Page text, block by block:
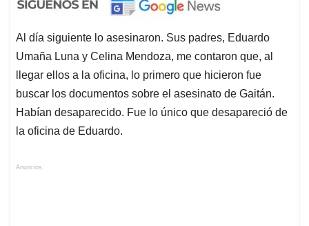
Al día siguiente lo asesinaron. Sus padres, Eduardo
Umaña Luna y Celina Mendoza, me contaron que, al
llegar ellos a la oficina, lo primero que hicieron fue
buscar los documentos sobre el asesinato de Gaitán.
Habían desaparecido. Fue lo único que desapareció de
la oficina de Eduardo.
Anuncios.